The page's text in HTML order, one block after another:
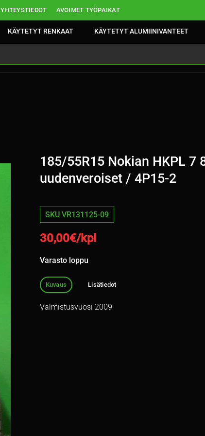
YHTEYSTIEDOT AVOIMET TYÖPAIKAT
KÄYTETYT RENKAAT KÄYTETYT ALUMIINIVANTEET
185/55R15 Nokian HKPL 7
uudenveroiset / 4P15-2
SKU VR131125-09
30,00€/kpl
Varasto loppu
Kuvaus Lisätiedot
Valmistusvuosi 2009